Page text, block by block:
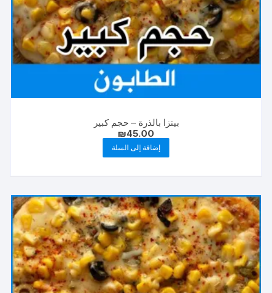
بيتزا بالذرة – حجم كبير
₪45.00
إضافة إلى السلة